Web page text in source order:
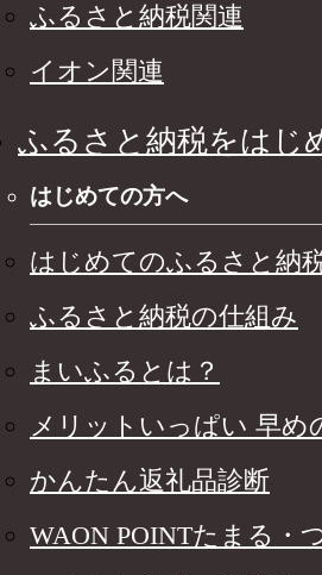
ふるさと納税関連
イオン関連
ふるさと納税をはじ
はじめての方へ
はじめてのふるさと納
ふるさと納税の仕組み
まいふるとは？
メリットいっぱい 早め
かんたん返礼品診断
WAON POINTたまる・